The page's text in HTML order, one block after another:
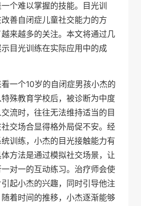
个难以掌握的技能。目光训
善自闭症儿童社交能力的方
来越多的关注。本文将通过几
目光训练在实际应用中的成
一个10岁的自闭症男孩小杰的
殊教育学校后，被诊断为中度
流时，往往无法维持适当的目
交场合显得格外局促不安。经
训练，小杰的目光接触能力有
方法是通过模拟社交场景，让
对一的互动练习。治疗师会使
起小杰的兴趣，同时引导他注
着时间的推移，小杰逐渐能够